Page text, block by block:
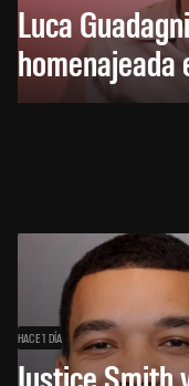
Luca
homenajeada
HACE 1 DÍA
Justice Smith